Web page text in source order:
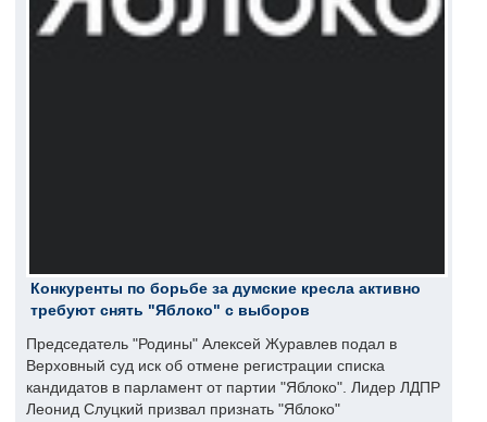
Конкуренты по борьбе за думские кресла активно
требуют снять "Яблоко" с выборов
Председатель "Родины" Алексей Журавлев подал в
Верховный суд иск об отмене регистрации списка
кандидатов в парламент от партии "Яблоко". Лидер ЛДПР
Леонид Слуцкий призвал признать "Яблоко"